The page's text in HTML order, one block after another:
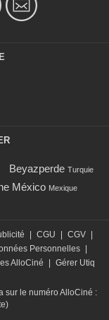
Beyazperde Turquie
México Mexique
CGU CGV
Personnelles
AlloCiné
Gérer Utiq
sur le numéro AlloCiné :